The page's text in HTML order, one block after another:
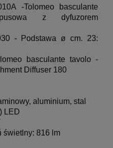
-Tolomeo basculante
z dyfuzorem
- Podstawa ø cm. 23:
basculante tavolo -
Diffuser 180
aluminium, stal
LED
świetlny: 816 lm